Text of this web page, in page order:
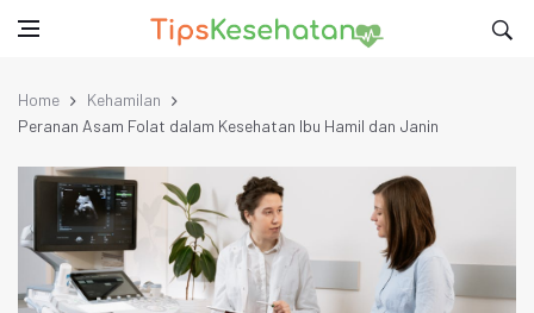
Home
Kehamilan
Peranan Asam Folat dalam Kesehatan Ibu Hamil dan Janin